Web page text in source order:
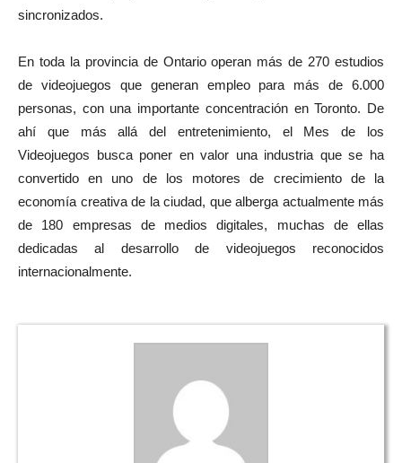
sincronizados.
En toda la provincia de Ontario operan más de 270 estudios
de videojuegos que generan empleo para más de 6.000
personas, con una importante concentración en Toronto. De
ahí que más allá del entretenimiento, el Mes de los
Videojuegos busca poner en valor una industria que se ha
convertido en uno de los motores de crecimiento de la
economía creativa de la ciudad, que alberga actualmente más
de 180 empresas de medios digitales, muchas de ellas
dedicadas al desarrollo de videojuegos reconocidos
internacionalmente.